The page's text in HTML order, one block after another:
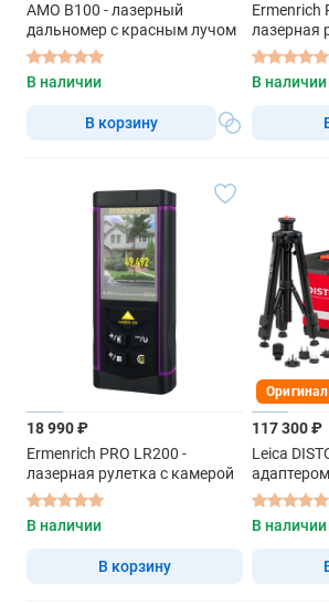
AMO B100 - лазерный
дальномер с красным лучом
В наличии
В корзину
Ermenrich
лазерная
В наличии
18 990 ₽
Ermenrich PRO LR200 -
лазерная рулетка с камерой
В наличии
В корзину
Оригинал
117 300 ₽
Leica
лазерный
красным
В наличии